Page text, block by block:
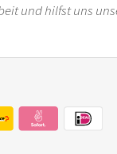
und hilfst uns